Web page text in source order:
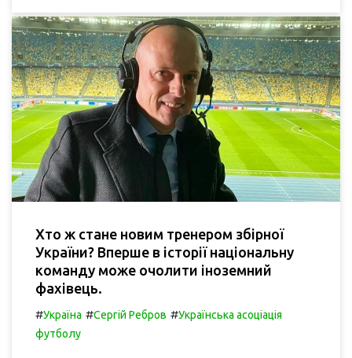
Хто ж стане новим тренером збірної
України? Вперше в історії національну
команду може очолити іноземний
фахівець.
#Україна #Сергій Ребров #Українська асоціація
футболу